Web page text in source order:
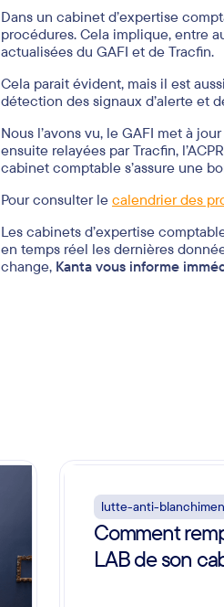
Comment
vigilance et de
Dans un cabinet d’expertise
actualisées du GAFI et de Tracfin.
Cela parait évident, mais il est